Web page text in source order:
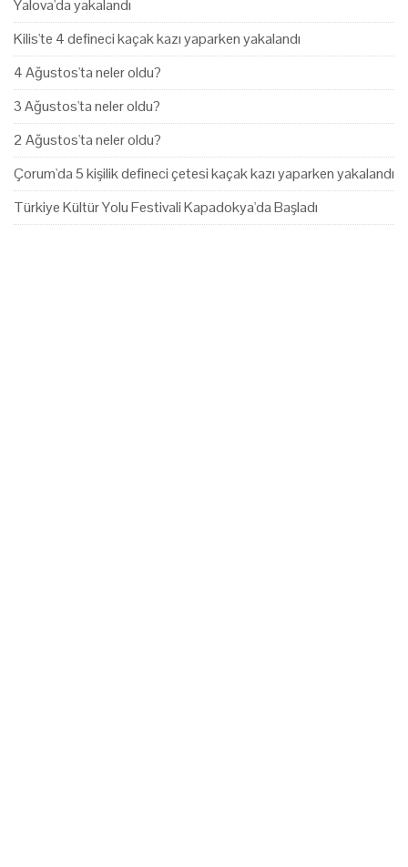
Yalova'da yakalandı
Kilis'te 4 defineci kaçak kazı yaparken yakalandı
4 Ağustos'ta neler oldu?
3 Ağustos'ta neler oldu?
2 Ağustos'ta neler oldu?
Çorum'da 5 kişilik defineci çetesi kaçak kazı yaparken yakalandı
Türkiye Kültür Yolu Festivali Kapadokya'da Başladı